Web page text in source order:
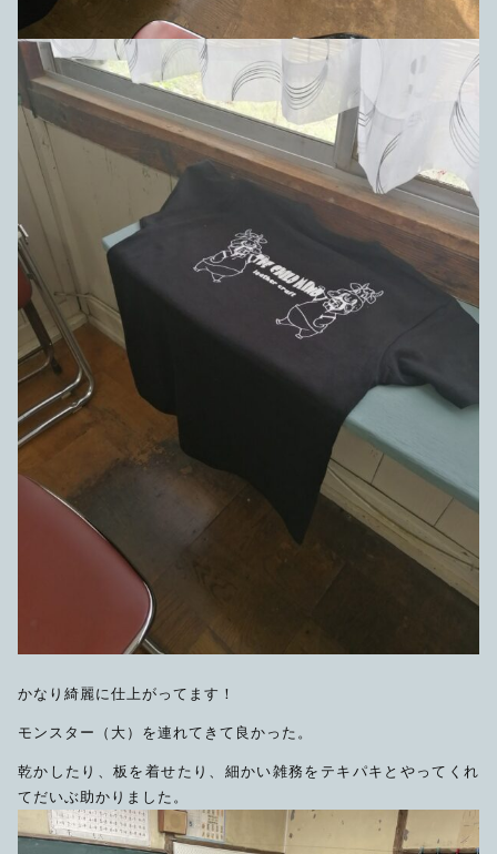
かなり綺麗に仕上がってます！
モンスター（大）を連れてきて良かった。
乾かしたり、板を着せたり、細かい雑務をテキパキとやってくれ
てだいぶ助かりました。